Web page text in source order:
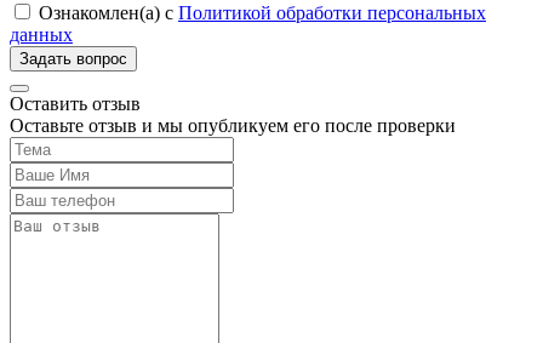
Ознакомлен(а) с Политикой обработки персональных
данных
Оставить отзыв
Оставьте отзыв и мы опубликуем его после проверки